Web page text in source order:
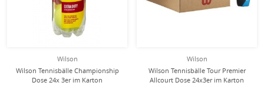
Wilson
Wilson Tennisbälle Championship
Dose 24x 3er im Karton
Wilson
Wilson Tennisbälle Tour Premier
Allcourt Dose 24x3er im Karton